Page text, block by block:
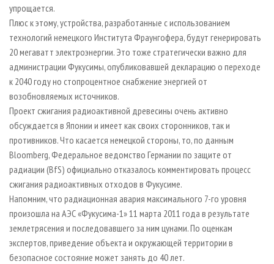
ИНСТРУМЕНТ И МАТЕРИАЛЫ
БИБЛИОТЕКА СПЕЦИАЛИСТА
упрощается.
Плюс к этому, устройства, разработанные с использованием
технологий немецкого Института Фраунгофера, будут генерировать
20 мегаватт электроэнергии. Это тоже стратегически важно для
администрации Фукусимы, опубликовавшей декларацию о переходе
к 2040 году но стопроцентное снабжение энергией от
возобновляемых источников.
Проект сжигания радиоактивной древесины очень активно
обсуждается в Японии и имеет как своих сторонников, так и
противников. Что касается немецкой стороны, то, по данным
Вloomberg, Федеральное ведомство Германии по защите от
радиации (BfS) официально отказалось комментировать процесс
сжигания радиоактивных отходов в Фукусиме.
Напомним, что радиационная авария максимального 7-го уровня
произошла на АЭС «Фукусима-1» 11 марта 2011 года в результате
землетрясения и последовавшего за ним цунами. По оценкам
экспертов, приведение объекта и окружающей территории в
безопасное состояние может занять до 40 лет.